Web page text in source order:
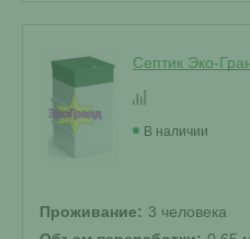
Септик Эко-
В наличии
Проживание: 3 человека